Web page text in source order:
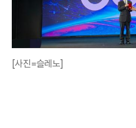
[사진=슬레노]